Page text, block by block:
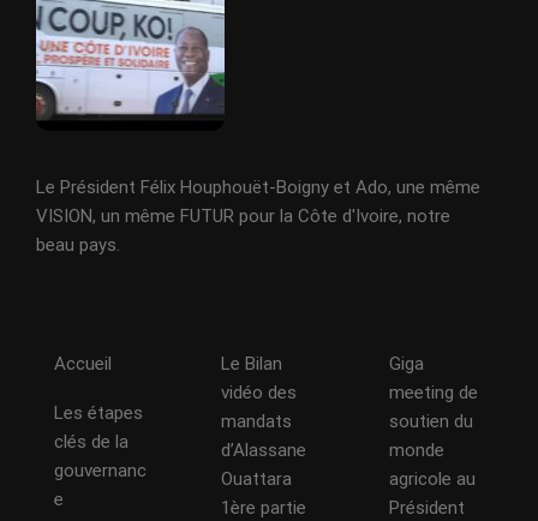
Le Président Félix Houphouët-Boigny et Ado, une même
VISION, un même FUTUR pour la Côte d'Ivoire, notre
beau pays.
Accueil
Les étapes
clés de la
gouvernanc
e
Le Bilan
vidéo des
mandats
d’Alassane
Ouattara
1ère partie
Giga
meeting de
soutien du
monde
agricole au
Président